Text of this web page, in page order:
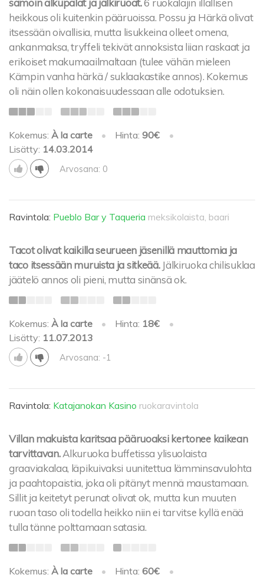
samoin alkupalat ja jälkiruoat.6 ruokalajin illallisen
heikkous oli kuitenkin pääruoissa. Possu ja Härkä olivat
itsessään oivallisia, mutta lisukkeina olleet omena,
ankanmaksa, tryffeli tekivät annoksista liian raskaat ja
erikoiset makumaailmaltaan (tulee vähän mieleen
Kämpin vanha härkä / suklaakastike annos). Kokemus
oli näin ollen kokonaisuudessaan alle odotuksien.
Kokemus: À la carte • Hinta:90€
•
Lisätty: 14.03.2014
Arvosana: 0
Ravintola: Pueblo Bar y Taqueria meksikolaista, baari
Tacot olivat kaikilla seurueen jäsenillä mauttomia ja
taco itsessään muruista ja sitkeää. Jälkiruoka chilisuklaa
jäätelö annos oli pieni, mutta sinänsä ok.
Kokemus: À la carte • Hinta: 18€
•
Lisätty: 11.07.2013
Arvosana: -1
Ravintola: Katajanokan Kasino ruokaravintola
Villan makuista karitsaa pääruoaksi kertonee kaikean
tarvittavan. Alkuruoka buffetissa ylisuolaista
graaviakalaa, läpikuivaksi uunitettua lämminsavulohta
ja paahtopaistia, joka oli pitänyt mennä maustamaan.
Sillit ja keitetyt perunat olivat ok, mutta kun muuten
ruoan taso oli todella heikko niin ei tarvitse kyllä enää
tulla tänne polttamaan satasia.
Kokemus: À la carte • Hinta:60€
•